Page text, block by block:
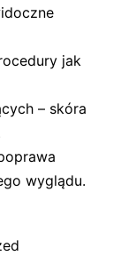
jak
– skóra
wyglądu.